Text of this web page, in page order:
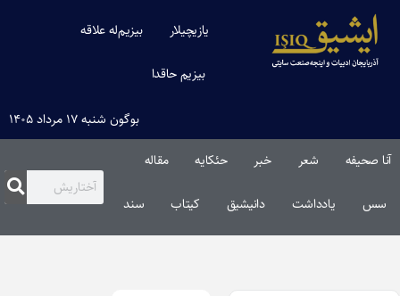
یازیچیلار بیزیم‌له علاقه
بیزیم حاقدا
بوگون شنبه ۱۷ مرداد ۱۴۰۵
آنا صحیفه شعر خبر حئکایه مقاله‌
سس یادداشت دانیشیق کیتاب سند